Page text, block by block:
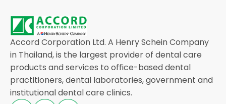
Accord Corporation Ltd. A Henry Schein Company
in Thailand, is the largest provider of dental care
products and services to office-based dental
practitioners, dental laboratories, government and
institutional dental care clinics.